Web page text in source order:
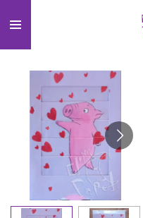
direct
naar
hoofdinhoud